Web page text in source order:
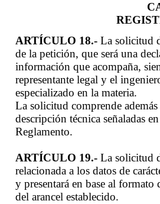
ARTÍCULO 18.- La solicitud
de la petición, que será una
información que acompaña,
representante legal y el
especializado en la materia.
La solicitud comprende
descripción técnica señaladas
Reglamento.
ARTÍCULO 19.- La solicitud
relacionada a los datos de
y presentará en base al
del arancel establecido.